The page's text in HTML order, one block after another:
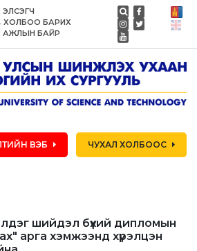
ЭЛСЭГЧ
ХОЛБОО БАРИХ
АЖЛЫН БАЙР
ВЭБ ЧУХАЛ ХОЛБООС
шийдэл бүхий дипломын
арга хэмжээнд хүрэлцэн